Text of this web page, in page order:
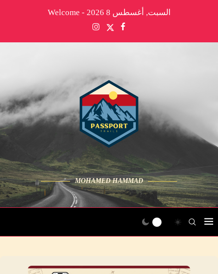
السبت, أغسطس 8 2026 - Welcome
MOHAMED HAMMAD